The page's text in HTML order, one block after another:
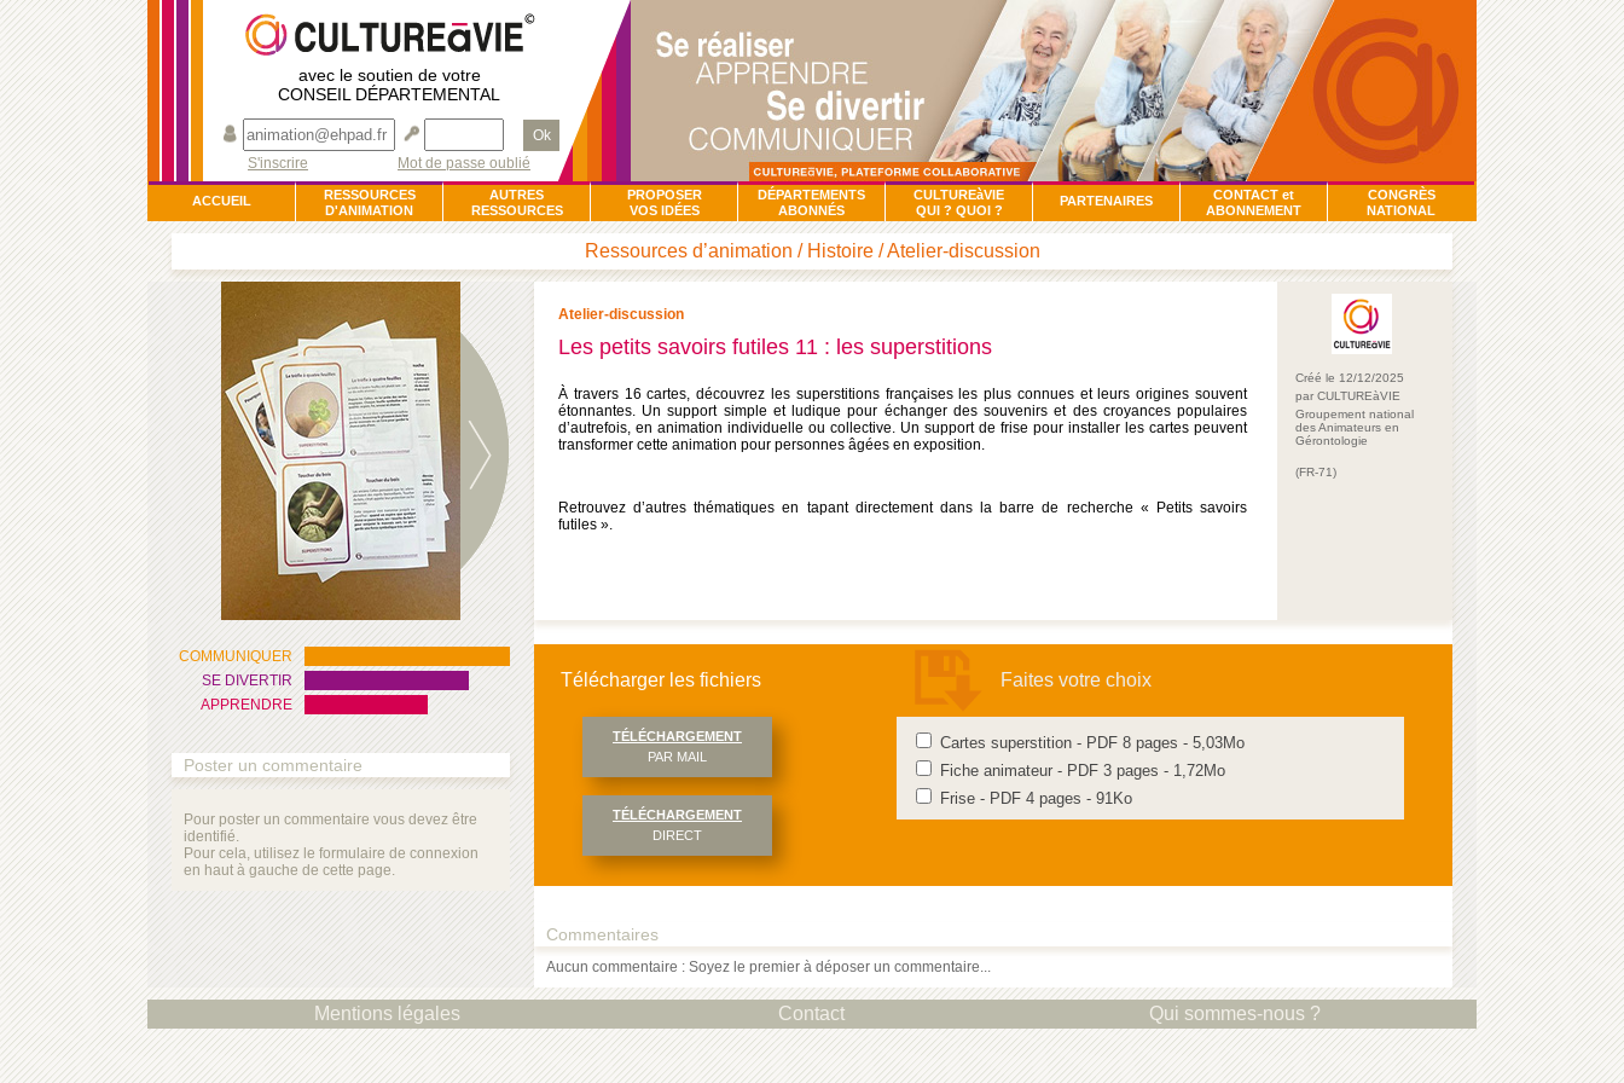
avec le soutien de votre
CONSEIL DÉPARTEMENTAL
Ok
S'inscrire
Mot de passe oublié
ACCUEIL
RESSOURCES
D'ANIMATION
AUTRES
RESSOURCES
PROPOSER
VOS IDÉES
DÉPARTEMENTS
ABONNÉS
CULTUREàVIE
QUI ? QUOI ?
PARTENAIRES
CONTACT et
ABONNEMENT
CONGRÈS
NATIONAL
Ressources d’animation / Histoire / Atelier-discussion
COMMUNIQUER
SE DIVERTIR
APPRENDRE
Poster un commentaire
Pour poster un commentaire vous devez être
identifié.
Pour cela, utilisez le formulaire de connexion
en haut à gauche de cette page.
Atelier-discussion
Les petits savoirs futiles 11 : les superstitions
À travers 16 cartes, découvrez les superstitions françaises les plus connues et leurs origines souvent
étonnantes. Un support simple et ludique pour échanger des souvenirs et des croyances populaires
d’autrefois, en animation individuelle ou collective. Un support de frise pour installer les cartes peuvent
transformer cette animation pour personnes âgées en exposition.
Retrouvez d’autres thématiques en tapant directement dans la barre de recherche « Petits savoirs
futiles ».
Créé le 12/12/2025
par CULTUREàVIE
Groupement national
des Animateurs en
Gérontologie
(FR-71)
Télécharger les fichiers Faites votre choix
TÉLÉCHARGEMENT
PAR MAIL
TÉLÉCHARGEMENT
DIRECT
Cartes superstition - PDF 8 pages - 5,03Mo
Fiche animateur - PDF 3 pages - 1,72Mo
Frise - PDF 4 pages - 91Ko
Commentaires
Aucun commentaire : Soyez le premier à déposer un commentaire...
Mentions légales Contact Qui sommes-nous ?